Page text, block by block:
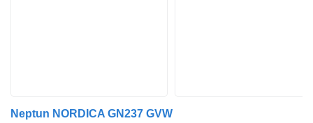
Neptun NORDICA GN237 GVW